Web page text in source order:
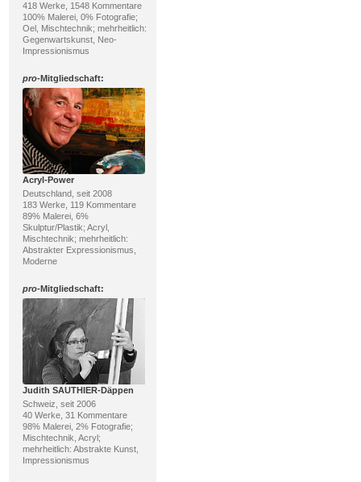
418 Werke, 1548 Kommentare
100% Malerei, 0% Fotografie;
Oel, Mischtechnik; mehrheitlich:
Gegenwartskunst, Neo-
Impressionismus
pro-Mitgliedschaft:
Acryl-Power
Deutschland, seit 2008
183 Werke, 119 Kommentare
89% Malerei, 6%
Skulptur/Plastik; Acryl,
Mischtechnik; mehrheitlich:
Abstrakter Expressionismus,
Moderne
pro-Mitgliedschaft:
Judith SAUTHIER-Däppen
Schweiz, seit 2006
40 Werke, 31 Kommentare
98% Malerei, 2% Fotografie;
Mischtechnik, Acryl;
mehrheitlich: Abstrakte Kunst,
Impressionismus